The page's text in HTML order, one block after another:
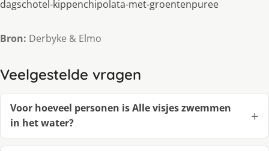
dagschotel-kippenchipolata-met-groentenpuree
Bron: Derbyke & Elmo
Veelgestelde vragen
Voor hoeveel personen is Alle visjes zwemmen
in het water?